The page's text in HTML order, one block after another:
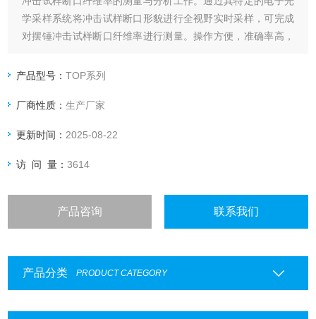
学采样系统将冲击试样断口形貌进行全视野实时采样，可完成
对摆锤冲击试样断口纤维率进行测量。操作方便，准确率高，
结果数据可供用户进行反复核对处理。
产品型号：TOP系列
厂商性质：生产厂家
更新时间： 2025-08-22
访 问 量：3614
产品咨询 联系我们
产品分类 PRODUCT CATEGORY